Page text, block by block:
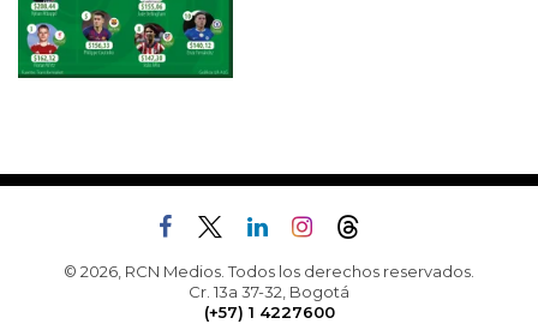
© 2026, RCN Medios. Todos los derechos reservados.
Cr. 13a 37-32, Bogotá
(+57) 1 4227600